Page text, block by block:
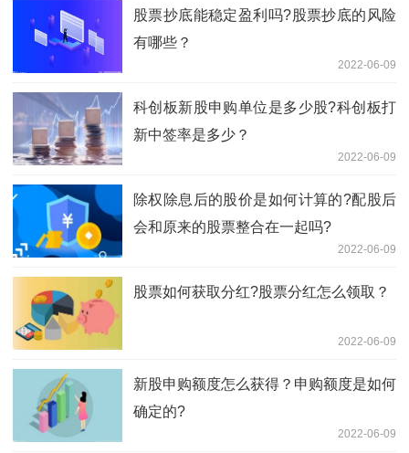
股票抄底能稳定盈利吗?股票抄底的风险
有哪些？
2022-06-09
科创板新股申购单位是多少股?科创板打
新中签率是多少？
2022-06-09
除权除息后的股价是如何计算的?配股后
会和原来的股票整合在一起吗?
2022-06-09
股票如何获取分红?股票分红怎么领取？
2022-06-09
新股申购额度怎么获得？申购额度是如何
确定的?
2022-06-09